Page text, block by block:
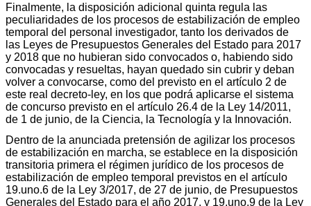
Finalmente, la disposición adicional quinta regula las
peculiaridades de los procesos de estabilización de empleo
temporal del personal investigador, tanto los derivados de
las Leyes de Presupuestos Generales del Estado para 2017
y 2018 que no hubieran sido convocados o, habiendo sido
convocadas y resueltas, hayan quedado sin cubrir y deban
volver a convocarse, como del previsto en el artículo 2 de
este real decreto-ley, en los que podrá aplicarse el sistema
de concurso previsto en el artículo 26.4 de la Ley 14/2011,
de 1 de junio, de la Ciencia, la Tecnología y la Innovación.
Dentro de la anunciada pretensión de agilizar los procesos
de estabilización en marcha, se establece en la disposición
transitoria primera el régimen jurídico de los procesos de
estabilización de empleo temporal previstos en el artículo
19.uno.6 de la Ley 3/2017, de 27 de junio, de Presupuestos
Generales del Estado para el año 2017, y 19.uno.9 de la Ley